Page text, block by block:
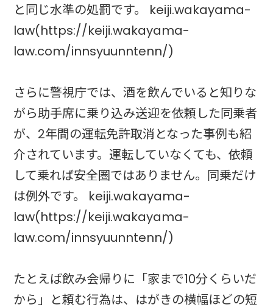
と同じ水準の処罰です。 keiji.wakayama-
law(https://keiji.wakayama-
law.com/innsyuunntenn/)
さらに警視庁では、酒を飲んでいると知りな
がら助手席に乗り込み送迎を依頼した同乗者
が、2年間の運転免許取消となった事例も紹
介されています。運転していなくても、依頼
して乗れば安全圏ではありません。同乗だけ
は例外です。 keiji.wakayama-
law(https://keiji.wakayama-
law.com/innsyuunntenn/)
たとえば飲み会帰りに「家まで10分くらいだ
から」と頼む行為は、はがきの横幅ほどの短